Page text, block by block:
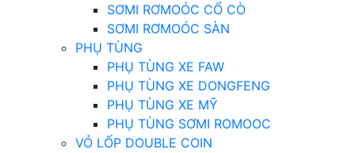
SƠMI RƠMOÓC CỔ CÒ
SƠMI RƠMOÓC SÀN
PHỤ TÙNG
PHỤ TÙNG XE FAW
PHỤ TÙNG XE DONGFENG
PHỤ TÙNG XE MỸ
PHỤ TÙNG SƠMI ROMOOC
VỎ LỐP DOUBLE COIN